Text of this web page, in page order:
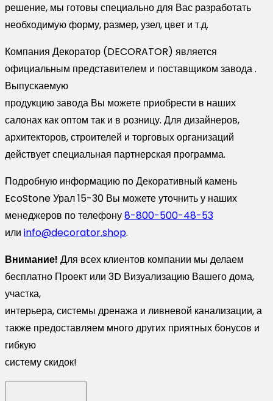
решение, мы готовы специально для Вас разработать
необходимую форму, размер, узел, цвет и т.д.
Компания Декоратор (DECORATOR) является
официальным представителем и поставщиком завода .
Выпускаемую
продукцию завода Вы можете приобрести в наших
салонах как оптом так и в розницу. Для дизайнеров,
архитекторов, строителей и торговых организаций
действует специальная партнерская программа.
Подробную информацию по Декоративный камень
EcoStone Урал 15-30 Вы можете уточнить у наших
менеджеров по телефону8-800-500-48-53
или info@decorator.shop.
Внимание! Для всех клиентов компании мы делаем
бесплатно Проект или 3D Визуализацию Вашего дома,
участка,
интерьера, системы дренажа и ливневой канализации, а
также предоставляем много других приятных бонусов и
гибкую
систему скидок!